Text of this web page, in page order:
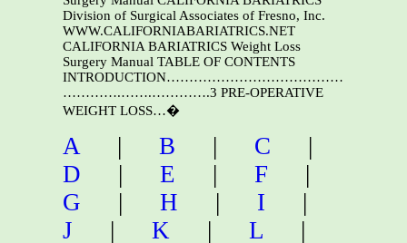
Division of Surgical Associates of Fresno, Inc.
WWW.CALIFORNIABARIATRICS.NET
CALIFORNIA BARIATRICS Weight Loss
Surgery Manual TABLE OF CONTENTS
………….…….………….3 PRE-OPERATIVE
WEIGHT LOSS…�
A | B | C
|
D
| E | F
|
G
| H | I
|
J
| K | L |